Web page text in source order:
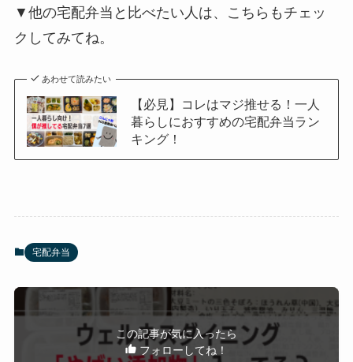
▼他の宅配弁当と比べたい人は、こちらもチェッ
クしてみてね。
あわせて読みたい
【必見】コレはマジ推せる！一人
暮らしにおすすめの宅配弁当ラン
キング！
宅配弁当
この記事が気に入ったら
フォローしてね！